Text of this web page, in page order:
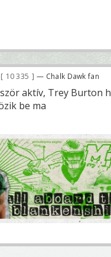
10 335 — Chalk Dawk fan
aktív, Trey Burton
be ma